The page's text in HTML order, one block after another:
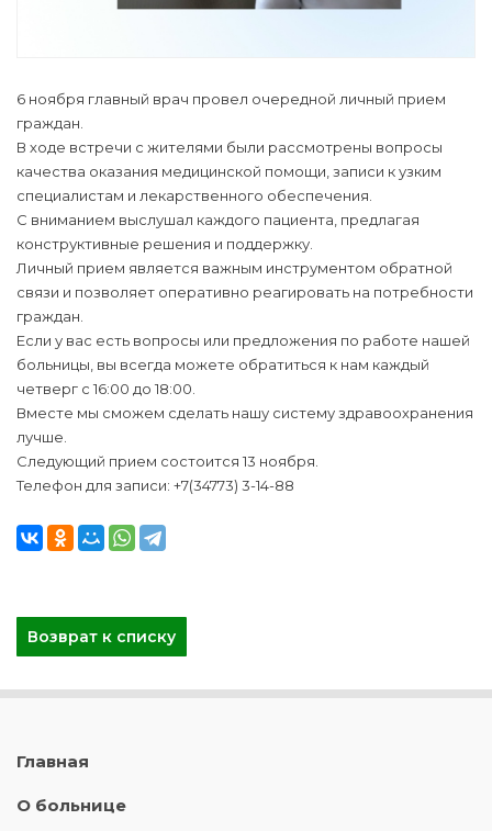
6 ноября главный врач провел очередной личный прием
граждан.
В ходе встречи с жителями были рассмотрены вопросы
качества оказания медицинской помощи, записи к узким
специалистам и лекарственного обеспечения.
С вниманием выслушал каждого пациента, предлагая
конструктивные решения и поддержку.
Личный прием является важным инструментом обратной
связи и позволяет оперативно реагировать на потребности
граждан.
Если у вас есть вопросы или предложения по работе нашей
больницы, вы всегда можете обратиться к нам каждый
четверг с 16:00 до 18:00.
Вместе мы сможем сделать нашу систему здравоохранения
лучше.
Следующий прием состоится 13 ноября.
Телефон для записи: +7(34773) 3-14-88
Возврат к списку
Главная
О больнице